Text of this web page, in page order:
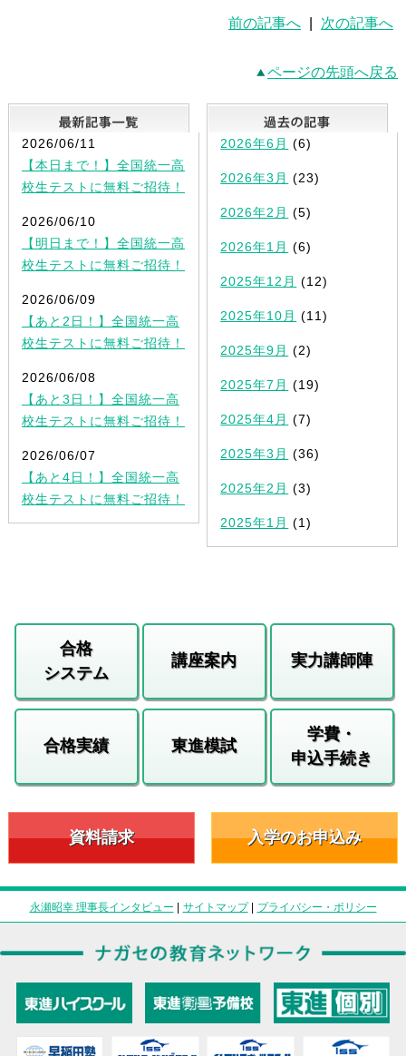
前の記事へ 次の記事へ
ページの先頭へ戻る
最新記事一覧
2026/06/11
【本日まで！】全国統一高
校生テストに無料ご招待！
2026/06/10
【明日まで！】全国統一高
校生テストに無料ご招待！
2026/06/09
【あと2日！】全国統一高
校生テストに無料ご招待！
2026/06/08
【あと3日！】全国統一高
校生テストに無料ご招待！
2026/06/07
【あと4日！】全国統一高
校生テストに無料ご招待！
2026年6月 (6)
2026年3月 (23)
2026年2月 (5)
2026年1月 (6)
2025年12月 (12)
2025年10月 (11)
2025年9月 (2)
2025年7月 (19)
2025年4月 (7)
2025年3月 (36)
2025年2月 (3)
2025年1月 (1)
合格
システム
講座案内 実力講師陣
合格実績 東進模試
学費・
申込手続き
資料請求 入学のお申込み
永瀬昭幸 理事長インタビュー | サイトマップ| プライバシー・ポリシー